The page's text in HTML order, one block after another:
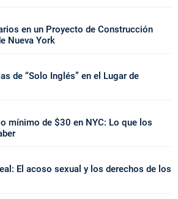
en un Proyecto de Construcción
Nueva York
de “Solo Inglés” en el Lugar de
mínimo de $30 en NYC: Lo que los
El acoso sexual y los derechos de los